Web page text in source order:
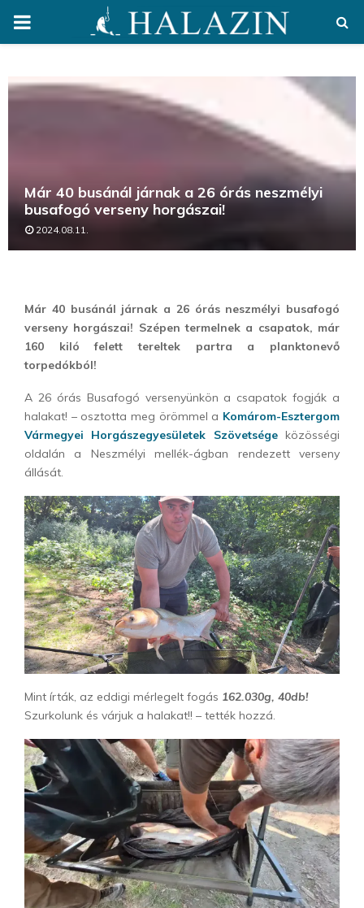
PRIMARY
Már 40 busánál járnak a 26 órás neszmélyi
busafogó verseny horgászai!
2024.08.11.
Már 40 busánál járnak a 26 órás neszmélyi busafogó
verseny horgászai! Szépen termelnek a csapatok, már
160 kiló felett tereltek partra a planktonevő
torpedókból!
A 26 órás Busafogó versenyünkön a csapatok fogják a
halakat! – osztotta meg örömmel a Komárom-Esztergom
Vármegyei Horgászegyesületek Szövetségeközösségi
oldalán a Neszmélyi mellék-ágban rendezett verseny
állását.
Mint írták, az eddigi mérlegelt fogás 162.030g, 40db!
Szurkolunk és várjuk a halakat!! – tették hozzá.